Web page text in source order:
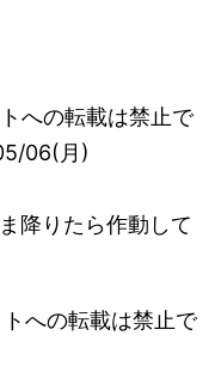
への転載は禁止で
06(月)
降りたら作動して
への転載は禁止で